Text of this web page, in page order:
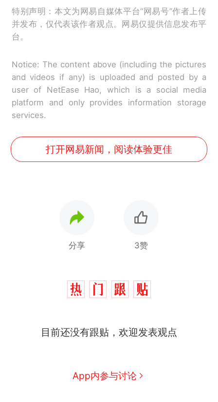
特别声明：本文为网易自媒体平台“网易号”作者上传
并发布，仅代表该作者观点。网易仅提供信息发布平
台。
Notice: The content above (including the pictures
and videos if any) is uploaded and posted by a
user of NetEase Hao, which is a social media
platform and only provides information storage
services.
打开网易新闻，阅读体验更佳
分享 3赞
目前还没有跟贴，欢迎发表观点
App内参与讨论
新 全球唯一没有法定首都的国
家，刚改国名，总统就邀请中